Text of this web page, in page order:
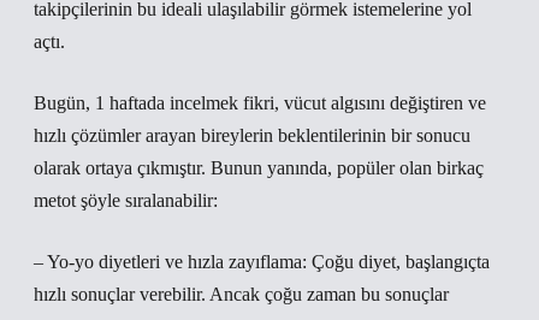
takipçilerinin bu ideali ulaşılabilir görmek istemelerine yol
açtı.
Bugün, 1 haftada incelmek fikri, vücut algısını değiştiren ve
hızlı çözümler arayan bireylerin beklentilerinin bir sonucu
olarak ortaya çıkmıştır. Bunun yanında, popüler olan birkaç
metot şöyle sıralanabilir:
– Yo-yo diyetleri ve hızla zayıflama: Çoğu diyet, başlangıçta
hızlı sonuçlar verebilir. Ancak çoğu zaman bu sonuçlar